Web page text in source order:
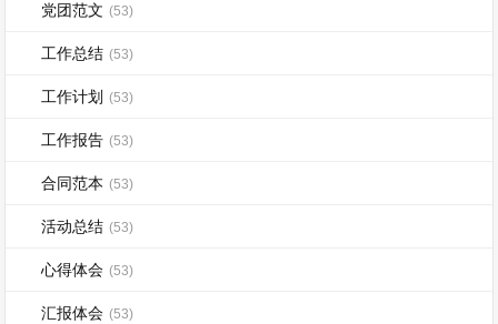
党团范文 (53)
工作总结 (53)
工作计划 (53)
工作报告 (53)
合同范本 (53)
活动总结 (53)
心得体会 (53)
汇报体会 (53)